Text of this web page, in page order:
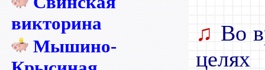
викторина
Мышино-
♫ Во